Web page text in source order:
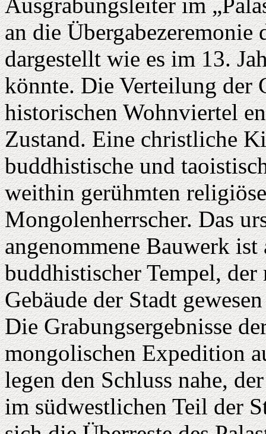
an die
dargestellt wie es im 13.
könnte. Die Verteilung der
historischen Wohnviertel
Zustand. Eine christliche
buddhistische und
weithin gerühmten
Mongolenherrscher. Das
angenommene Bauwerk
buddhistischer Tempel,
Gebäude der Stadt
Die Grabungsergebnisse
mongolischen Expedition
legen den Schluss nahe,
im südwestlichen Teil der